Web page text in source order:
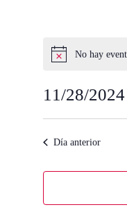
No hay
11/28/2024
Día anterior